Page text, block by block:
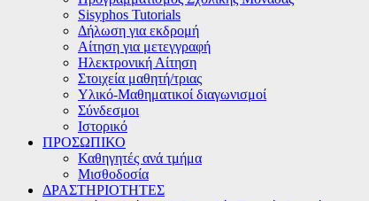
Sisyphos Tutorials
Δήλωση για εκδρομή
Αίτηση για μετεγγραφή
Ηλεκτρονική Αίτηση
Στοιχεία μαθητή/τριας
Υλικό-Μαθηματικοί διαγωνισμοί
Σύνδεσμοι
Ιστορικό
ΠΡΟΣΩΠΙΚΟ
Καθηγητές ανά τμήμα
Μισθοδοσία
ΔΡΑΣΤΗΡΙΟΤΗΤΕΣ